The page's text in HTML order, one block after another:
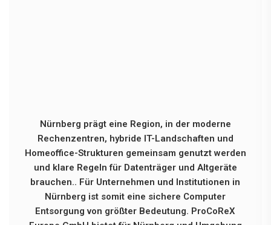
Nürnberg prägt eine Region, in der moderne
Rechenzentren, hybride IT-Landschaften und
Homeoffice-Strukturen gemeinsam genutzt werden
und klare Regeln für Datenträger und Altgeräte
brauchen.. Für Unternehmen und Institutionen in
Nürnberg ist somit eine sichere Computer
Entsorgung von größter Bedeutung. ProCoReX